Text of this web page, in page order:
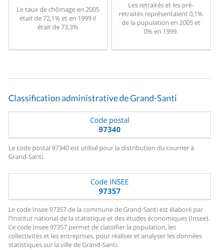
Le taux de chômage en 2005
était de 72,1% et en 1999 il
était de 73,3%
Les retraités et les pré-
retraités représentaient 0,1%
de la population en 2005 et
0% en 1999.
Classification administrative de Grand-Santi
Code postal
97340
Le code postal 97340 est utilisé pour la distribution du courrier à
Grand-Santi.
Code INSEE
97357
Le code Insee 97357 de la commune de Grand-Santi est élaboré par
l'Institut national de la statistique et des études économiques (Insee).
Ce code Insee 97357 permet de classifier la population, les
collectivités et les entreprises, pour réaliser et analyser les données
statistiques sur la ville de Grand-Santi.